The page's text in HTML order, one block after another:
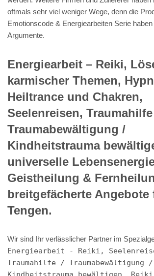
oftmals sehr viel weniger Wege, denn die
Emotionscode & Energiearbeiten Serie
Argumente.
Energiearbeit – Reiki,
karmischer Themen,
Heiltrance und Chakren,
Seelenreisen,
Traumabewältigung /
Kindheitstrauma
universelle
Geistheilung &
breitgefächerte Angebote
Tengen.
Wir sind Ihr verlässlicher Partner im
Energiearbeit - Reiki,
Traumahilfe / Traumabewältigung /